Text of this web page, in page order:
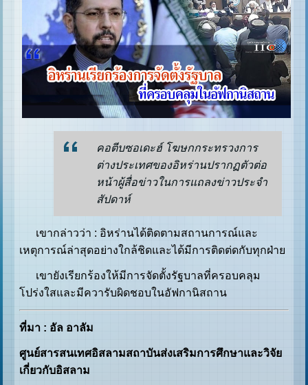
คอตีบซอเดะฮ์ โฆษกกระทรวงการ
ต่างประเทศของอิหร่านปรากฏตัวต่อ
หน้าผู้สื่อข่าวในการแถลงข่าวประจำ
สัปดาห์
เขากล่าวว่า : อิหร่านได้ติดตามสถานการณ์และ
เหตุการณ์ล่าสุดอย่างใกล้ชิดและได้มีการติดต่ดกับทุกฝ่าย
เขายังเรียกร้องให้มีการจัดตั้งรัฐบาลที่ครอบคลุม
โปร่งใสและมีควารับผิดชอบในอัฟกานิสถาน
ที่มา : อัล อาลัม
ศูนย์สารสนเทศอิสลามสถาบันส่งเสริมการศึกษาและวิจัย
เกี่ยวกับอิสลาม